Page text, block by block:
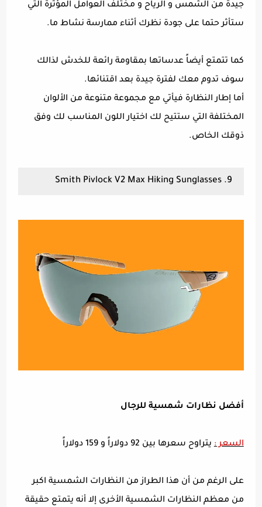
جيدة من الشمس و الرياح و مختلف العوامل المؤثرة التي
ستأثر حتما على جودة نظرك أثناء ممارسة نشاط ما.
كما تتمتع أيضاً عدساتها بمقاومة رائعة للخدش لذالك
سوف تدوم معك لفترة جيدة بعد اقتنائها.
أما إطار النظارة فيأتي مع مجموعة متنوعة من الألوان
المختلفة التي ستتيح لك اختيار اللون المناسب لك وفق
ذوقك الخاص.
9. Smith Pivlock V2 Max Hiking Sunglasses
أفضل نظارات شمسية للرجال
السعر :يتراوح سعرها بين 92 دولاراً و 159 دولاراً
على الرغم من أن هذا الطراز من النظارات الشمسية اكبر
من معظم النظارات الشمسية الأخرى إلا أنه يتمتع حقيقة